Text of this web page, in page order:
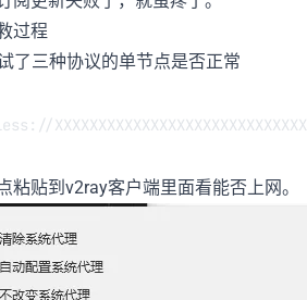
过程
了三种协议的单节点是否正常
粘贴到v2ray客户端里面看能否上网。